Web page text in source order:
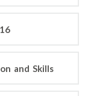
and Skills